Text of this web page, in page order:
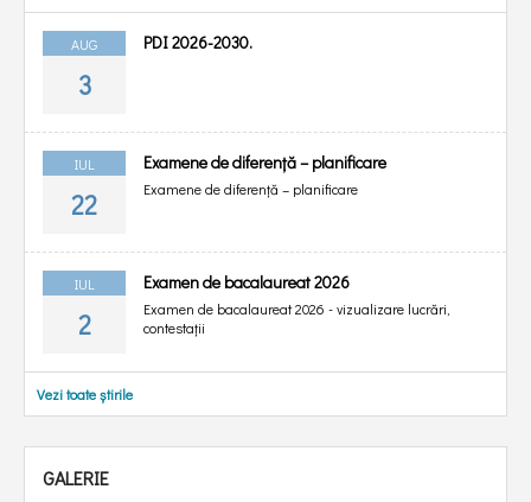
AUG
3
PDI 2026-2030.
IUL
22
Examene de diferență – planificare
Examene de diferență – planificare
IUL
2
Examen de bacalaureat 2026
Examen de bacalaureat 2026 - vizualizare lucrări,
contestații
Vezi toate știrile
GALERIE